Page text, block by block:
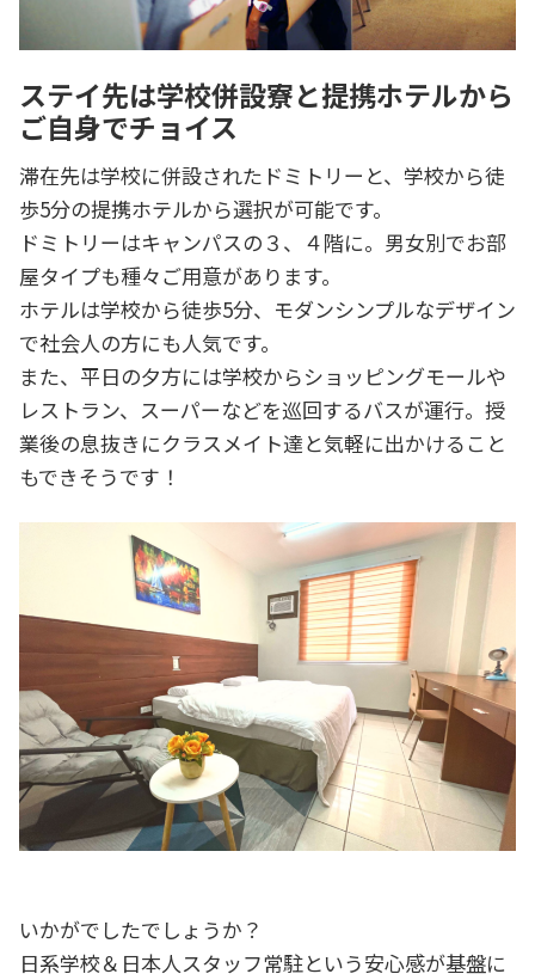
ステイ先は学校併設寮と提携ホテルから
ご自身でチョイス
滞在先は学校に併設されたドミトリーと、学校から徒
歩5分の提携ホテルから選択が可能です。
ドミトリーはキャンパスの３、４階に。男女別でお部
屋タイプも種々ご用意があります。
ホテルは学校から徒歩5分、モダンシンプルなデザイン
で社会人の方にも人気です。
また、平日の夕方には学校からショッピングモールや
レストラン、スーパーなどを巡回するバスが運行。授
業後の息抜きにクラスメイト達と気軽に出かけること
もできそうです！
いかがでしたでしょうか？
日系学校＆日本人スタッフ常駐という安心感が基盤に